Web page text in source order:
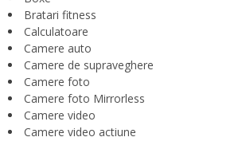
Bratari fitness
Calculatoare
Camere auto
Camere de supraveghere
Camere foto
Camere foto Mirrorless
Camere video
Camere video actiune